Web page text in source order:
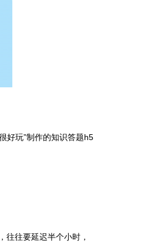
好玩”制作的知识答题h5
往往要延迟半个小时，